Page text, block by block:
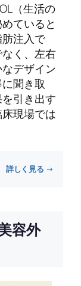
（生活の
ていると
注入で
く、左右
デザイン
聞き取
引き出す
現場では
詳しく見る →
容外